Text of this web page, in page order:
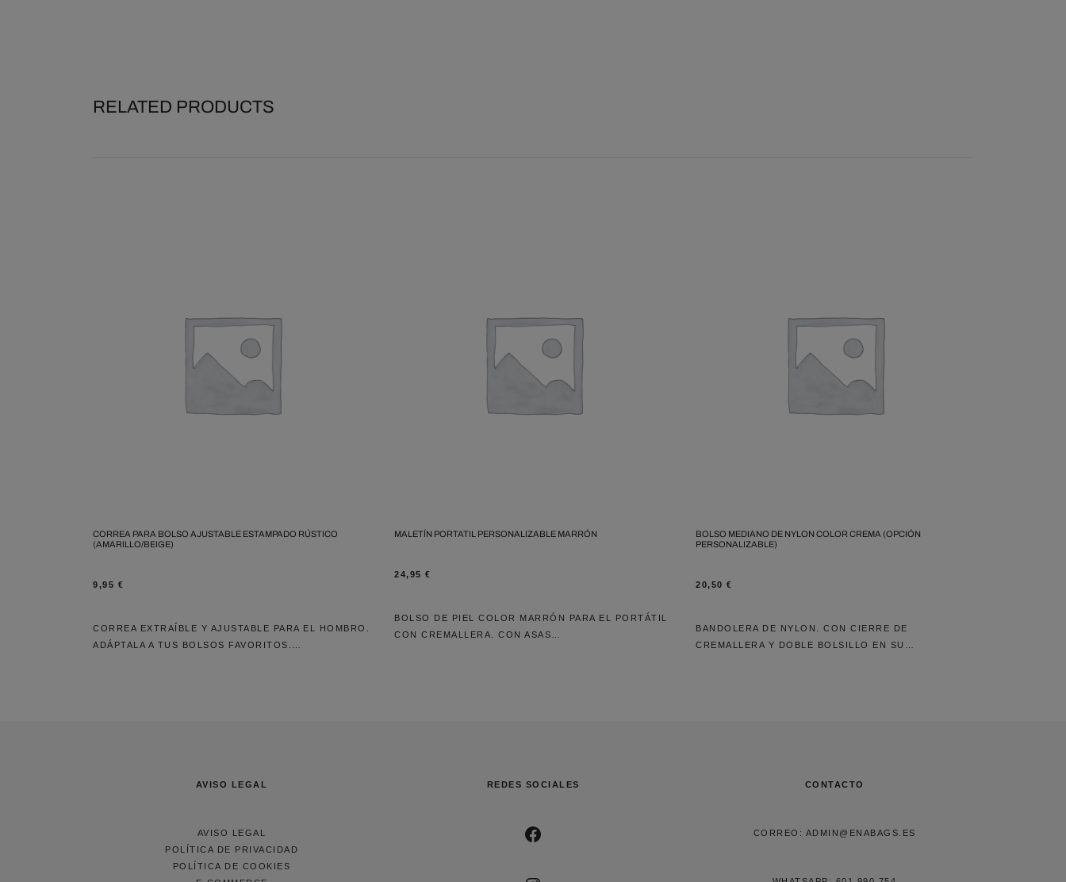
RELATED PRODUCTS
CORREA PARA BOLSO AJUSTABLE ESTAMPADO RÚSTICO
(AMARILLO/BEIGE)
9,95 €
CORREA EXTRAÍBLE Y AJUSTABLE PARA EL HOMBRO.
ADÁPTALA A TUS BOLSOS FAVORITOS.…
MALETÍN PORTATIL PERSONALIZABLE MARRÓN
24,95 €
BOLSO DE PIEL COLOR MARRÓN PARA EL PORTÁTIL
CON CREMALLERA. CON ASAS…
BOLSO MEDIANO DE NYLON COLOR CREMA (OPCIÓN
PERSONALIZABLE)
20,50 €
BANDOLERA DE NYLON. CON CIERRE DE
CREMALLERA Y DOBLE BOLSILLO EN SU…
AVISO LEGAL
AVISO LEGAL
POLÍTICA DE PRIVACIDAD
POLÍTICA DE COOKIES
REDES SOCIALES
FACEBOOK
CONTACTO
CORREO: ADMIN@ENABAGS.ES